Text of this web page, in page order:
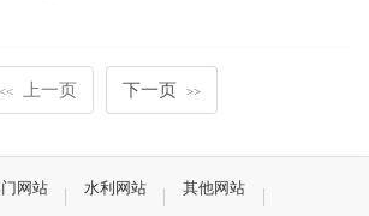
<< 上一页 下一页 >>
网站 水利网站 其他网站